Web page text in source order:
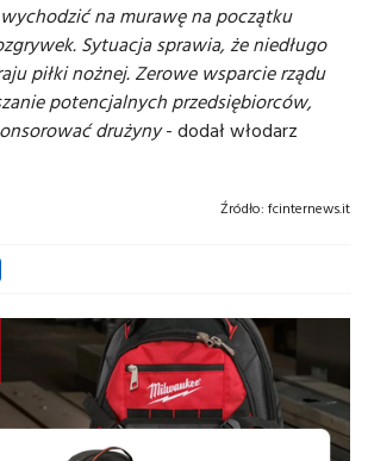
na murawę na początku
Sytuacja sprawia, że niedługo
piłki nożnej. Zerowe wsparcie rządu
potencjalnych przedsiębiorców,
drużyny- dodał włodarz
Źródło: fcinternews.it